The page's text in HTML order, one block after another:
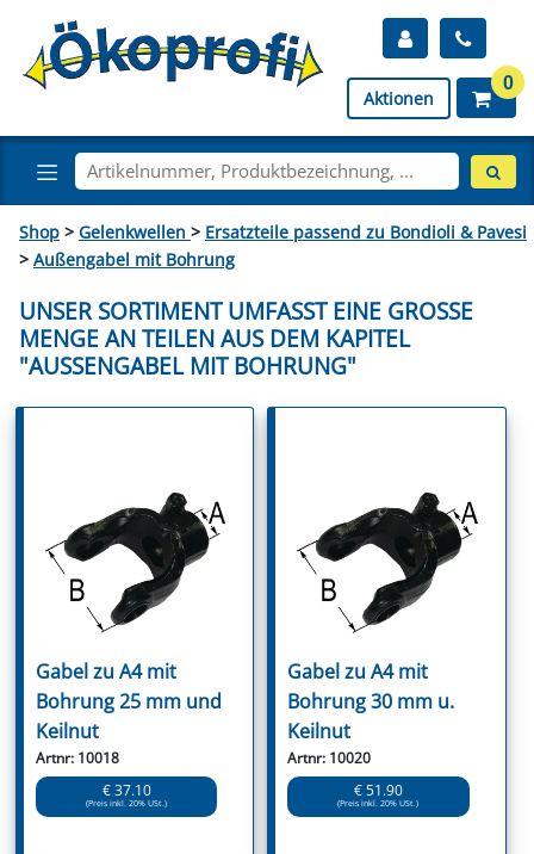
Aktionen
0
Shop > Gelenkwellen > Ersatzteile passend zu Bondioli & Pavesi
> Außengabel mit Bohrung
UNSER SORTIMENT UMFASST EINE GROSSE M
ENGE AN TEILEN AUS DEM KAPITEL "
AUSSENGABEL MIT BOHRUNG"
Gabel zu A4 mit
Bohrung 25 mm und
Keilnut
Artnr: 10018
€ 37.10
(Preis inkl. 20% USt.)
Gabel zu A4 mit
Bohrung 30 mm u.
Keilnut
Artnr: 10020
€ 51.90
(Preis inkl. 20% USt.)